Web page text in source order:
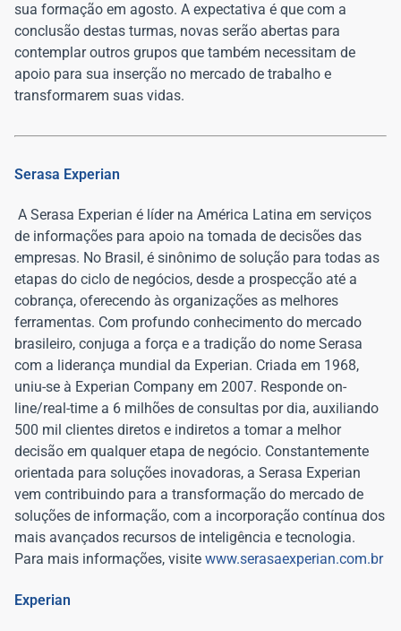
sua formação em agosto. A expectativa é que com a
conclusão destas turmas, novas serão abertas para
contemplar outros grupos que também necessitam de
apoio para sua inserção no mercado de trabalho e
transformarem suas vidas.
Serasa Experian
A Serasa Experian é líder na América Latina em serviços
de informações para apoio na tomada de decisões das
empresas. No Brasil, é sinônimo de solução para todas as
etapas do ciclo de negócios, desde a prospecção até a
cobrança, oferecendo às organizações as melhores
ferramentas. Com profundo conhecimento do mercado
brasileiro, conjuga a força e a tradição do nome Serasa
com a liderança mundial da Experian. Criada em 1968,
uniu-se à Experian Company em 2007. Responde on-
line/real-time a 6 milhões de consultas por dia, auxiliando
500 mil clientes diretos e indiretos a tomar a melhor
decisão em qualquer etapa de negócio. Constantemente
orientada para soluções inovadoras, a Serasa Experian
vem contribuindo para a transformação do mercado de
soluções de informação, com a incorporação contínua dos
mais avançados recursos de inteligência e tecnologia.
Para mais informações, visite www.serasaexperian.com.br
Experian